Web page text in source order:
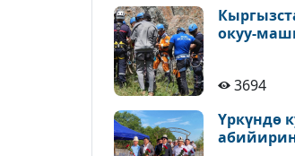
окуу-
3694
Үркүндө